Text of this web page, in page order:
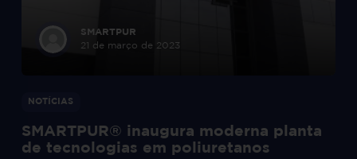
SMARTPUR
21 de março de 2023
NOTÍCIAS
SMARTPUR® inaugura moderna planta
de tecnologias em poliuretanos